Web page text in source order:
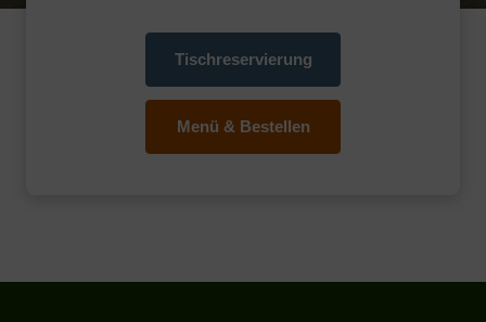
Tischreservierung
Menü & Bestellen